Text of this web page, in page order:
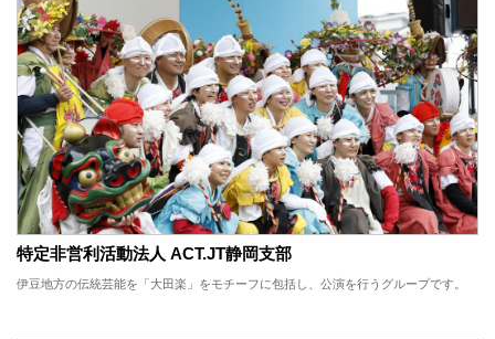
特定非営利活動法人 ACT.JT静岡支部
伊豆地方の伝統芸能を「大田楽」をモチーフに包括し、公演を行うグループです。